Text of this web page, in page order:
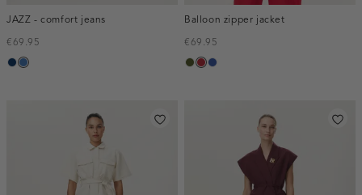
JAZZ - comfort jeans
€69.95
blauw,
blauw,
Balloon zipper jacket
€69.95
groen,
donkerrood
kobaltblauw